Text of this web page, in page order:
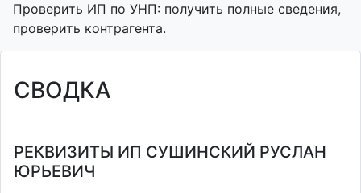
Проверить ИП по УНП: получить полные сведения,
проверить контрагента.
СВОДКА
РЕКВИЗИТЫ ИП СУШИНСКИЙ РУСЛАН
ЮРЬЕВИЧ